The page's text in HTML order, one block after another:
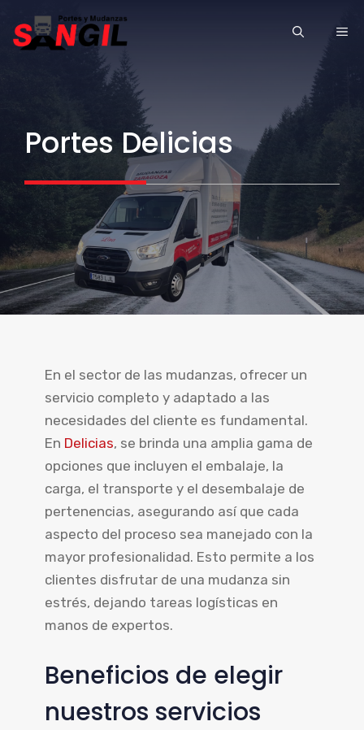
Portes Delicias
En el sector de las mudanzas, ofrecer un
servicio completo y adaptado a las
necesidades del cliente es fundamental.
En Delicias, se brinda una amplia gama de
opciones que incluyen el embalaje, la
carga, el transporte y el desembalaje de
pertenencias, asegurando así que cada
aspecto del proceso sea manejado con la
mayor profesionalidad. Esto permite a los
clientes disfrutar de una mudanza sin
estrés, dejando tareas logísticas en
manos de expertos.
Beneficios de elegir
nuestros servicios